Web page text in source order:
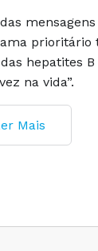
prioritário
hepatites
na vida”.
Mais